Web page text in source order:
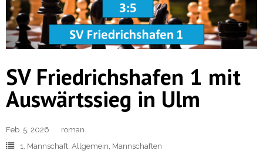
SV Friedrichshafen 1 mit
Auswärtssieg in Ulm
Feb. 5, 2026
roman
1. Mannschaft, Allgemein, Mannschaften